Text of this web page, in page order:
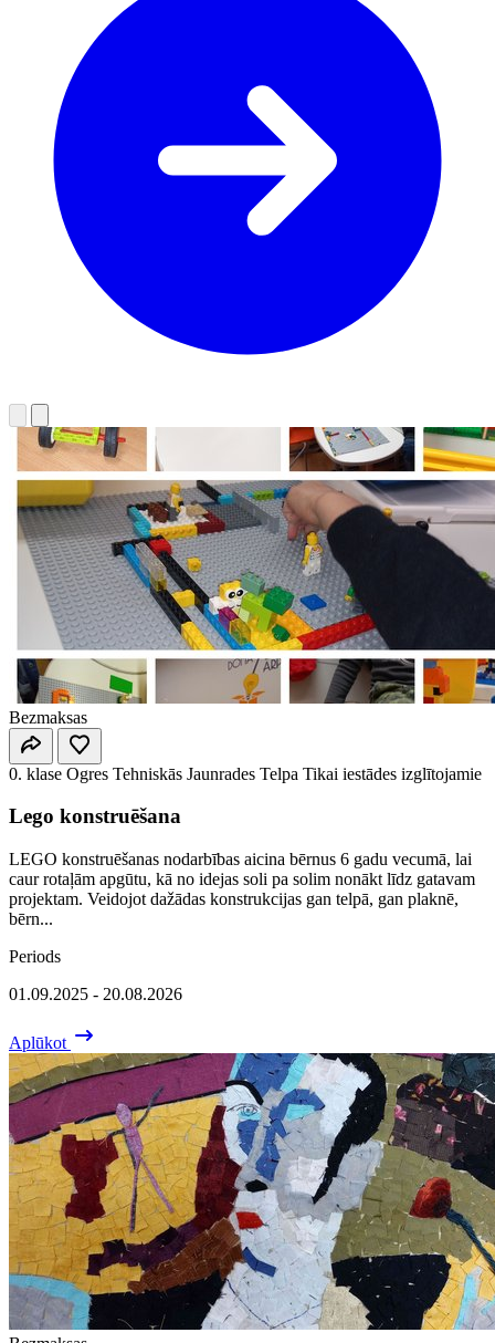
Bezmaksas
0. klase Ogres Tehniskās Jaunrades Telpa Tikai iestādes izglītojamie
Lego konstruēšana
LEGO konstruēšanas nodarbības aicina bērnus 6 gadu vecumā, lai
caur rotaļām apgūtu, kā no idejas soli pa solim nonākt līdz gatavam
projektam. Veidojot dažādas konstrukcijas gan telpā, gan plaknē,
bērn...
Periods
01.09.2025 - 20.08.2026
Aplūkot